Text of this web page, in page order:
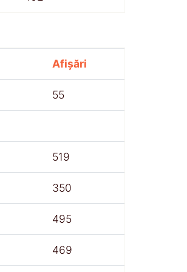
Afișări
55
519
350
495
469